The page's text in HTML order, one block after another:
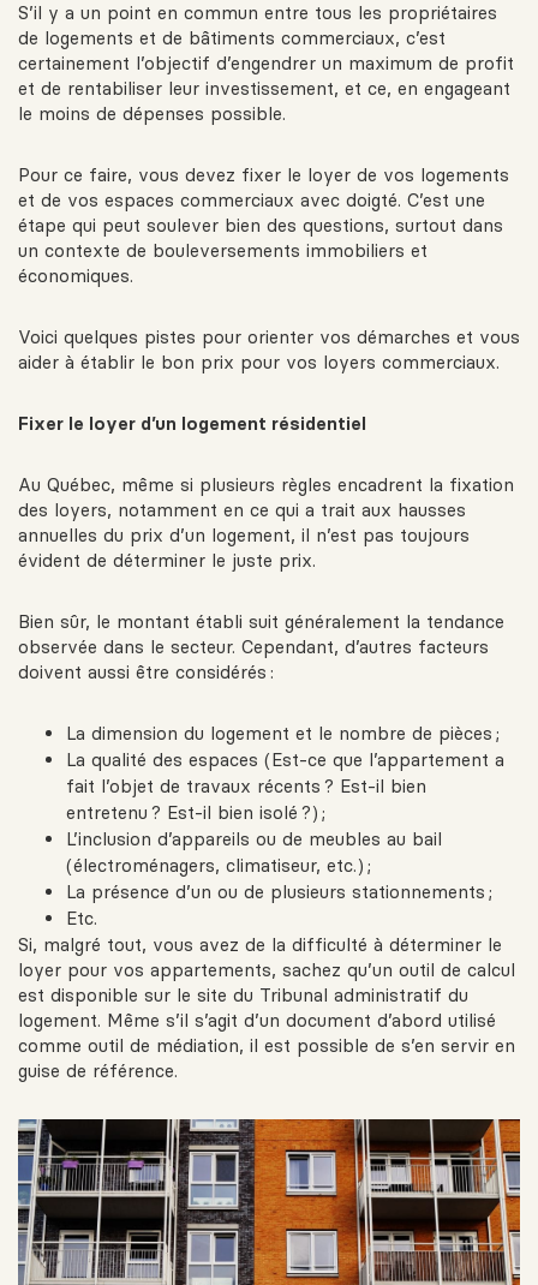
S’il y a un point en commun entre tous les propriétaires
de logements et de bâtiments commerciaux, c’est
certainement l’objectif d’engendrer un maximum de profit
et de rentabiliser leur investissement, et ce, en engageant
le moins de dépenses possible.
Pour ce faire, vous devez fixer le loyer de vos logements
et de vos espaces commerciaux avec doigté. C’est une
étape qui peut soulever bien des questions, surtout dans
un contexte de bouleversements immobiliers et
économiques.
Voici quelques pistes pour orienter vos démarches et vous
aider à établir le bon prix pour vos loyers commerciaux.
Fixer le loyer d’un logement résidentiel
Au Québec, même si plusieurs règles encadrent la fixation
des loyers, notamment en ce qui a trait aux hausses
annuelles du prix d’un logement, il n’est pas toujours
évident de déterminer le juste prix.
Bien sûr, le montant établi suit généralement la tendance
observée dans le secteur. Cependant, d’autres facteurs
doivent aussi être considérés :
La dimension du logement et le nombre de pièces ;
La qualité des espaces (Est-ce que l’appartement a
fait l’objet de travaux récents ? Est-il bien
entretenu ? Est-il bien isolé ?) ;
L’inclusion d’appareils ou de meubles au bail
(électroménagers, climatiseur, etc.) ;
La présence d’un ou de plusieurs stationnements ;
Etc.
Si, malgré tout, vous avez de la difficulté à déterminer le
loyer pour vos appartements, sachez qu’un outil de calcul
est disponible sur le site du Tribunal administratif du
logement. Même s’il s’agit d’un document d’abord utilisé
comme outil de médiation, il est possible de s’en servir en
guise de référence.